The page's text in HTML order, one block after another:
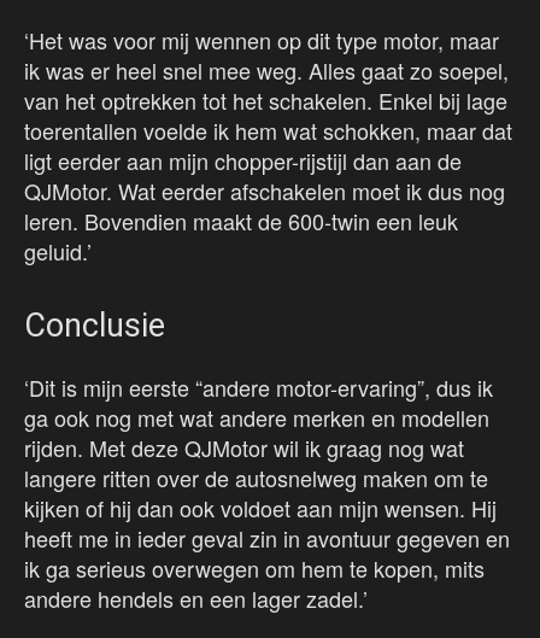
‘Het was voor mij wennen op dit type motor, maar
ik was er heel snel mee weg. Alles gaat zo soepel,
van het optrekken tot het schakelen. Enkel bij lage
toerentallen voelde ik hem wat schokken, maar dat
ligt eerder aan mijn chopper-rijstijl dan aan de
QJMotor. Wat eerder afschakelen moet ik dus nog
leren. Bovendien maakt de 600-twin een leuk
geluid.’
Conclusie
‘Dit is mijn eerste “andere motor-ervaring”, dus ik
ga ook nog met wat andere merken en modellen
rijden. Met deze QJMotor wil ik graag nog wat
langere ritten over de autosnelweg maken om te
kijken of hij dan ook voldoet aan mijn wensen. Hij
heeft me in ieder geval zin in avontuur gegeven en
ik ga serieus overwegen om hem te kopen, mits
andere hendels en een lager zadel.’